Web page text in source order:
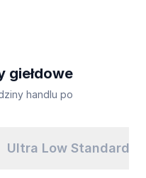
giełdowe
handlu po
Ultra Low Standard